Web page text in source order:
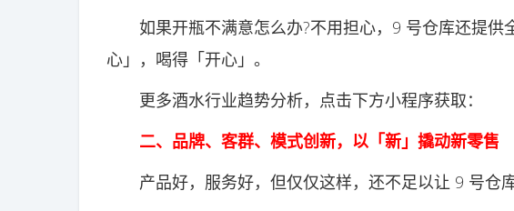
如果开瓶不满意怎么办?不用担心，9 号仓库还提供
心」，喝得「开心」。
更多酒水行业趋势分析，点击下方小程序获取：
二、品牌、客群、模式创新，以「新」撬动新零售
产品好，服务好，但仅仅这样，还不足以让 9 号仓库